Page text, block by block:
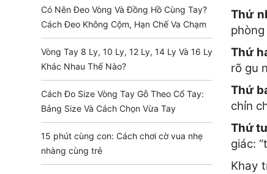
Có Nên Đeo Vòng Và Đồng Hồ Cùng Tay?
Cách Đeo Không Cộm, Hạn Chế Va Chạm
Vòng Tay 8 Ly, 10 Ly, 12 Ly, 14 Ly Và 16 Ly
Khác Nhau Thế Nào?
Cách Đo Size Vòng Tay Gỗ Theo Cổ Tay:
Bảng Size Và Cách Chọn Vừa Tay
15 phút cùng con: Cách chơi cờ vua nhẹ
nhàng cùng trẻ
Thứ
Thứ
rõ gu
Thứ
chỉn
Thứ
giác:
Khay